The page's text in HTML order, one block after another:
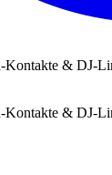
& DJ-
& DJ-